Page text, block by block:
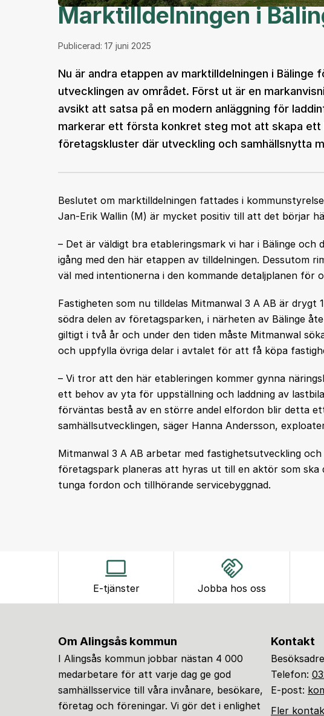
Marktilldelningen i
Publicerad: 17 juni 2025
Nu är andra etappen av marktilldelningen i
utvecklingen av området. Först ut är en
avsikt att satsa på en modern anläggning för
markerar ett första konkret steg mot att skapa
företagskluster där utveckling och samhällsnytta
Beslutet om marktilldelningen fattades i
Jan-Erik Wallin (M) är mycket positiv till att det börjar
– Det är väldigt bra etableringsmark vi har i Bälinge
igång med den här etappen av tilldelningen. Dessutom
väl med intentionerna i den kommande detaljplanen för
Fastigheten som nu tilldelas Mitmanwal 3 A AB är
södra delen av företagsparken, i närheten av Bälinge
giltigt i två år och under den tiden måste Mitmanwal
och uppfylla övriga delar i avtalet för att få köpa
– Vi tror att den här etableringen kommer gynna
ett behov av yta för uppställning och laddning av
förväntas bestå av en större andel elfordon blir detta
samhällsutvecklingen, säger Hanna Andersson,
Mitmanwal 3 A AB arbetar med fastighetsutveckling
företagspark planeras att hyras ut till en aktör som
tunga fordon och tillhörande servicebyggnad.
E-tjänster Jobba hos oss
Om Alingsås kommun
I Alingsås kommun jobbar nästan 4 000
medarbetare för att varje dag ge god
samhällsservice till våra invånare, besökare,
företag och föreningar. Vi gör det i enlighet
Kontakt
Telefon:
E-post:
Fler